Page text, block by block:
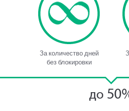
За количество дней
без блокировки
до